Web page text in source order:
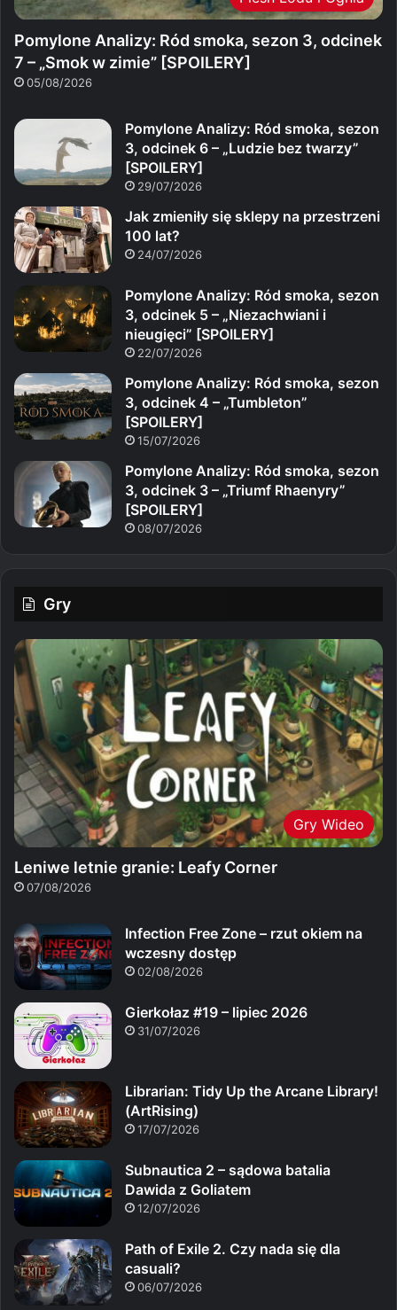
Pomylone Analizy: Ród smoka, sezon 3, odcinek
7 – „Smok w zimie” [SPOILERY]
05/08/2026
Pomylone Analizy: Ród smoka, sezon
3, odcinek 6 – „Ludzie bez twarzy”
[SPOILERY]
29/07/2026
Jak zmieniły się sklepy na przestrzeni
100 lat?
24/07/2026
Pomylone Analizy: Ród smoka, sezon
3, odcinek 5 – „Niezachwiani i
nieugięci” [SPOILERY]
22/07/2026
Pomylone Analizy: Ród smoka, sezon
3, odcinek 4 – „Tumbleton”
[SPOILERY]
15/07/2026
Pomylone Analizy: Ród smoka, sezon
3, odcinek 3 – „Triumf Rhaenyry”
[SPOILERY]
08/07/2026
Gry
Gry Wideo
Leniwe letnie granie: Leafy Corner
07/08/2026
Infection Free Zone – rzut okiem na
wczesny dostęp
02/08/2026
Gierkołaz #19 – lipiec 2026
31/07/2026
Librarian: Tidy Up the Arcane Library!
(ArtRising)
17/07/2026
Subnautica 2 – sądowa batalia
Dawida z Goliatem
12/07/2026
Path of Exile 2. Czy nada się dla
casuali?
06/07/2026